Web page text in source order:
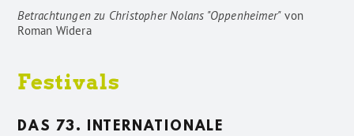
Betrachtungen zu Christopher Nolans "Oppenheimer" von
Roman Widera
Festivals
DAS 73. INTERNATIONALE